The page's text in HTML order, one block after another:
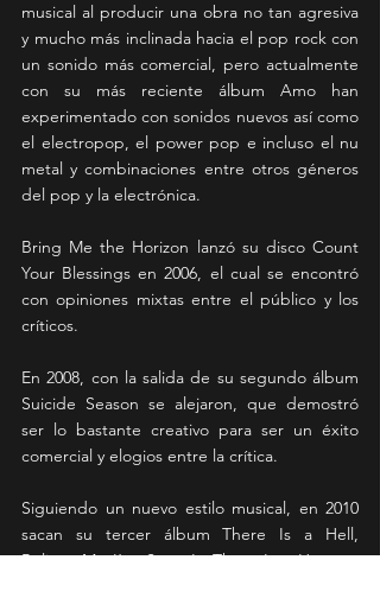
musical al producir una obra no tan agresiva
y mucho más inclinada hacia el pop rock con
un sonido más comercial, pero actualmente
con su más reciente álbum Amo han
experimentado con sonidos nuevos así como
el electropop, el power pop e incluso el nu
metal y combinaciones entre otros géneros
del pop y la electrónica.
Bring Me the Horizon lanzó su disco Count
Your Blessings en 2006, el cual se encontró
con opiniones mixtas entre el público y los
críticos.
En 2008, con la salida de su segundo álbum
Suicide Season se alejaron, que demostró
ser lo bastante creativo para ser un éxito
comercial y elogios entre la crítica.
Siguiendo un nuevo estilo musical, en 2010
sacan su tercer álbum There Is a Hell,
Believe Me I’ve Seen It. There Is a Heaven,